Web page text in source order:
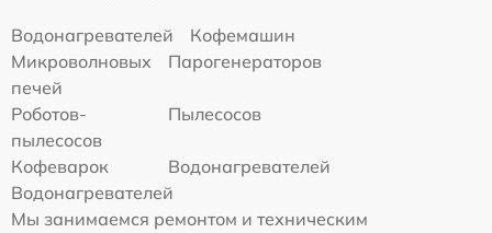
Водонагревателей
Кофемашин
Микроволновых
печей
Парогенераторов
Роботов-
пылесосов
Пылесосов
Кофеварок
Водонагревателей
Водонагревателей
Мы занимаемся ремонтом и техническим